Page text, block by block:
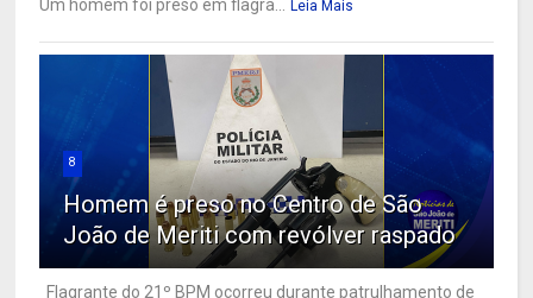
Um homem foi preso em flagra... Leia Mais
8
Homem é preso no Centro de São
João de Meriti com revólver raspado
Flagrante do 21º BPM ocorreu durante patrulhamento de